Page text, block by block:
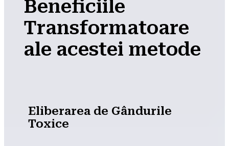
Beneficiile
Transformatoare
ale acestei metode
Eliberarea de Gândurile
Toxice